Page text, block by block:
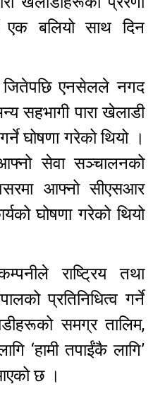
एक बलियो साथ दिन
एनसेलले नगद
सहभागी पारा खेलाडी
घोषणा गरेको थियो ।
सेवा सञ्चालनको
आफ्नो सीएसआर
घोषणा गरेको थियो
राष्ट्रिय तथा
प्रतिनिधित्व गर्ने
समग्र तालिम,
‘हामी तपाईंकै लागि’
छ ।